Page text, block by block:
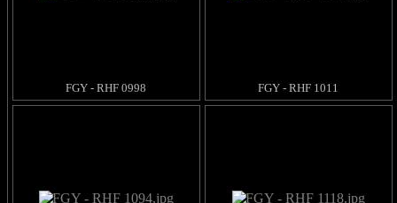
FGY - RHF 0998 FGY - RHF 1011